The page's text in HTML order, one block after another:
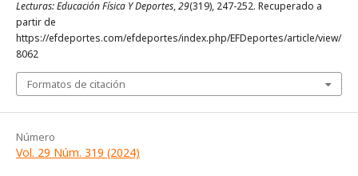
Lecturas: Educación Física Y Deportes,29(319), 247-252. Recuperado a
partir de
https://efdeportes.com/efdeportes/index.php/EFDeportes/article/view/
8062
Formatos de citación
Número
Vol. 29 Núm. 319 (2024)